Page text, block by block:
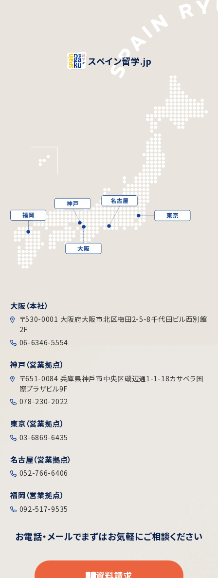
スペイン留学.jp
大阪（本社）
〒530-0001 大阪府大阪市北区梅田2-5-8千代田ビル⻄別館
2F
06-6346-5554
神戸（営業拠点）
〒651-0084 兵庫県神戶市中央区磯辺通1-1-18カサベラ国
際プラザビル9F
078-230-2022
東京（営業拠点）
03-6869-6435
名古屋（営業拠点）
052-766-6406
福岡（営業拠点）
092-517-9535
お電話・メールでまずはお気軽にご相談ください
資料請求